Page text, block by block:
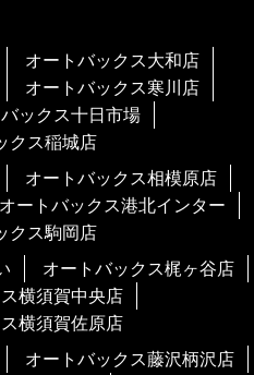
オートバックス大和店
オートバックス寒川店
ックス十日市場
クス稲城店
オートバックス相模原店
オートバックス港北インター
クス駒岡店
オートバックス梶ヶ谷店
横須賀中央店
横須賀佐原店
オートバックス藤沢柄沢店